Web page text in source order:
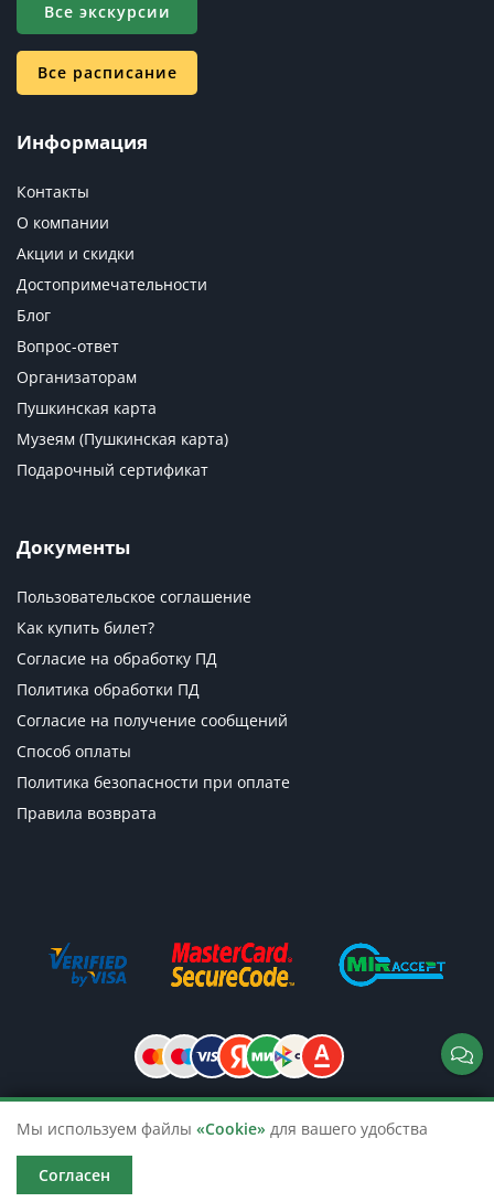
Все экскурсии
Все расписание
Информация
Контакты
О компании
Акции и скидки
Достопримечательности
Блог
Вопрос-ответ
Организаторам
Пушкинская карта
Музеям (Пушкинская карта)
Подарочный сертификат
Документы
Пользовательское соглашение
Как купить билет?
Согласие на обработку ПД
Политика обработки ПД
Согласие на получение сообщений
Способ оплаты
Политика безопасности при оплате
Правила возврата
© 2026 TicketsTour. Продажа водных
Мы используем файлы «Cookie» для вашего удобства
Согласен